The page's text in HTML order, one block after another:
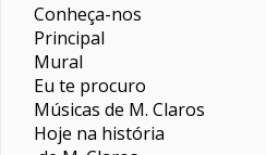
Conheça-nos
Principal
Mural
Eu te procuro
Músicas de M. Claros
Hoje na história